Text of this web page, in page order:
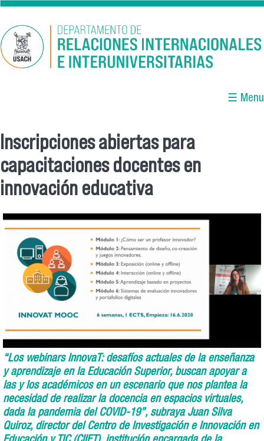
Pasar al contenido principal
☰ Menu
Se encuentra usted aquí
Inscripciones abiertas para
capacitaciones docentes en
innovación educativa
“Los webinars InnovaT: desafíos actuales de la enseñanza
y aprendizaje en la Educación Superior, buscan apoyar a
las y los académicos en un escenario que nos plantea la
necesidad de realizar la docencia en espacios virtuales,
dada la pandemia del COVID-19”, subraya Juan Silva
Quiroz, director del Centro de Investigación e Innovación en